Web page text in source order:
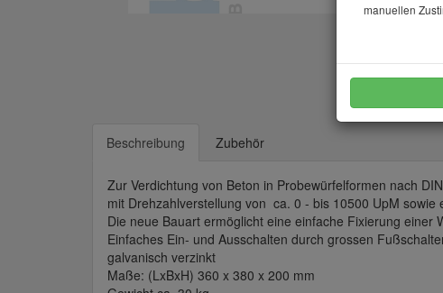
Beschreibung Zubehör
Zur Verdichtung von Beton in Probewürfelformen nach
mit Drehzahlverstellung von ca. 0 - bis 10500 UpM sowie
Die neue Bauart ermöglicht eine einfache Fixierung
Einfaches Ein- und Ausschalten durch grossen
galvanisch verzinkt
Maße: (LxBxH) 360 x 380 x 200 mm
manuellen